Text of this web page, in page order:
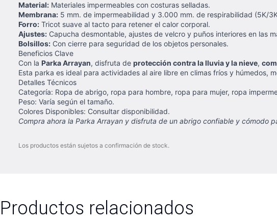
Material: Materiales impermeables con costuras selladas.
Membrana: 5 mm. de impermeabilidad y 3.000 mm. de respirabilidad (5K/
Forro: Tricot suave al tacto para retener el calor corporal.
Ajustes: Capucha desmontable, ajustes de velcro y puños interiores en las
Bolsillos: Con cierre para seguridad de los objetos personales.
Beneficios Clave
Con la Parka Arrayan, disfruta de protección contra la lluvia y la nieve,
Esta parka es ideal para actividades al aire libre en climas fríos y húmedos,
Detalles Técnicos
Categoría: Ropa de abrigo, ropa para hombre, ropa para mujer, ropa
Peso: Varía según el tamaño.
Colores Disponibles: Consultar disponibilidad.
Compra ahora la Parka Arrayan y disfruta de un abrigo confiable y cómodo
Los productos están sujetos a confirmación de stock.
Productos relacionados